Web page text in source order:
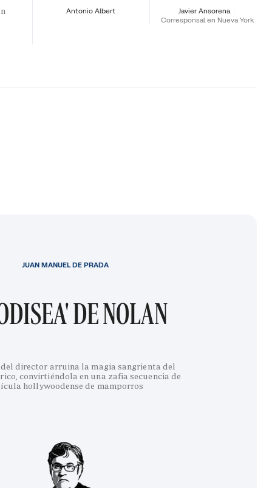
Antonio Albert
Javier Ansorena
Corresponsal en Nueva York
DE NOLAN
director arruina la magia sangrienta del
convirtiéndola en una zafia secuencia de
hollywoodense de mamporros
JUAN MANUEL DE PRADA